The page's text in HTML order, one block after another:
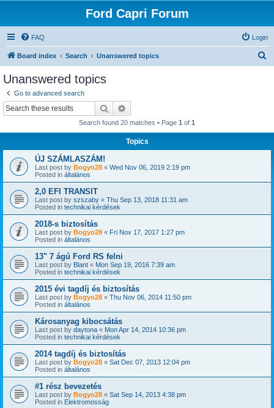
Ford Capri Forum
FAQ Login
Board index Search Unanswered topics
Unanswered topics
Go to advanced search
Search
Search found 20 matches • Page 1 of 1
Topics
ÚJ SZÁMLASZÁM!
Last post by Bogyo28 « Wed Nov 06, 2019 2:19 pm
Posted in általános
2,0 EFI TRANSIT
Last post by szszaby « Thu Sep 13, 2018 11:31 am
Posted in technikai kérdések
2018-s biztosítás
Last post by Bogyo28 « Fri Nov 17, 2017 1:27 pm
Posted in általános
13" 7 ágú Ford RS felni
Last post by Blant « Mon Sep 19, 2016 7:39 am
Posted in technikai kérdések
2015 évi tagdíj és biztosítás
Last post by Bogyo28 « Thu Nov 06, 2014 11:50 pm
Posted in általános
Károsanyag kibocsátás
Last post by daytona « Mon Apr 14, 2014 10:36 pm
Posted in technikai kérdések
2014 tagdíj és biztosítás
Last post by Bogyo28 « Sat Dec 07, 2013 12:04 pm
Posted in általános
#1 rész bevezetés
Last post by Bogyo28 « Sat Sep 14, 2013 4:38 pm
Posted in Elektromosság